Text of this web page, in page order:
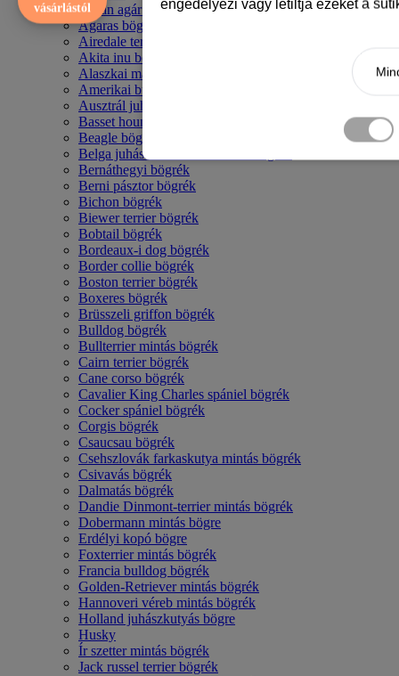
Afgán agár bögrék
Agaras bögrék
Airedale terrier mintás bögre
Akita inu bögrék
Alaszkai malamut bögrék
Amerikai bulldog mintás bögrék
Ausztrál juhászkutya bögrék
Basset hound mintás bögrék
Beagle bögrék
Belga juhász - malinois mintás bögrék
Bernáthegyi bögrék
Berni pásztor bögrék
Bichon bögrék
Biewer terrier bögrék
Bobtail bögrék
Bordeaux-i dog bögrék
Border collie bögrék
Boston terrier bögrék
Boxeres bögrék
Brüsszeli griffon bögrék
Bulldog bögrék
Bullterrier mintás bögrék
Cairn terrier bögrék
Cane corso bögrék
Cavalier King Charles spániel bögrék
Cocker spániel bögrék
Corgis bögrék
Csaucsau bögrék
Csehszlovák farkaskutya mintás bögrék
Csivavás bögrék
Dalmatás bögrék
Dandie Dinmont-terrier mintás bögrék
Dobermann mintás bögre
Erdélyi kopó bögre
Foxterrier mintás bögrék
Francia bulldog bögrék
Golden-Retriever mintás bögrék
Hannoveri véreb mintás bögrék
Holland juhászkutyás bögre
Husky
Ír szetter mintás bögrék
Jack russel terrier bögrék
vásárlástól
engedélyezi vagy letiltja ezeket a